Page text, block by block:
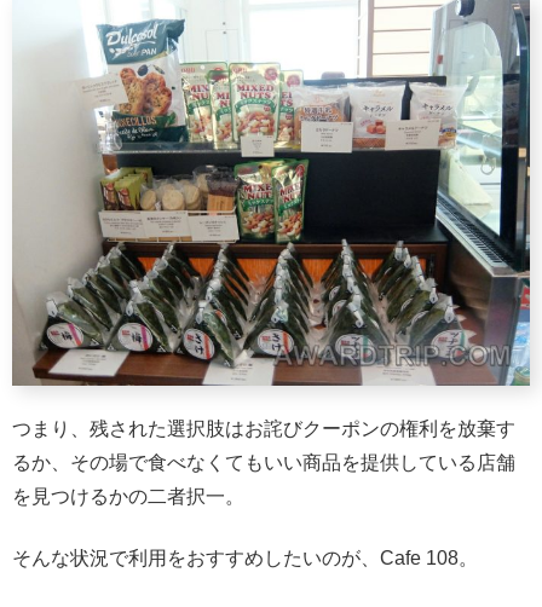
つまり、残された選択肢はお詫びクーポンの権利を放棄す
るか、その場で食べなくてもいい商品を提供している店舗
を見つけるかの二者択一。
そんな状況で利用をおすすめしたいのが、Cafe 108。